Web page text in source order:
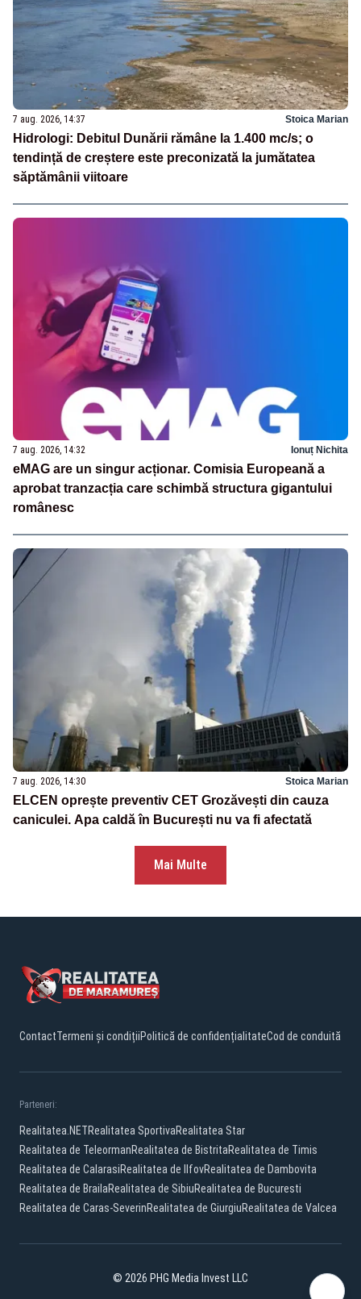
7 aug. 2026, 14:37 Stoica Marian
Hidrologi: Debitul Dunării rămâne la 1.400 mc/s; o
tendință de creștere este preconizată la jumătatea
săptămânii viitoare
7 aug. 2026, 14:32 Ionuț Nichita
eMAG are un singur acționar. Comisia Europeană a
aprobat tranzacția care schimbă structura gigantului
românesc
7 aug. 2026, 14:30 Stoica Marian
ELCEN oprește preventiv CET Grozăvești din cauza
caniculei. Apa caldă în București nu va fi afectată
Mai Multe
ContactTermeni și condițiiPolitică de confidențialitateCod de conduită
Parteneri:
Realitatea.NETRealitatea SportivaRealitatea Star
Realitatea de TeleormanRealitatea de BistritaRealitatea de Timis
Realitatea de CalarasiRealitatea de IlfovRealitatea de Dambovita
Realitatea de BrailaRealitatea de SibiuRealitatea de Bucuresti
Realitatea de Caras-SeverinRealitatea de GiurgiuRealitatea de Valcea
© 2026 PHG Media Invest LLC